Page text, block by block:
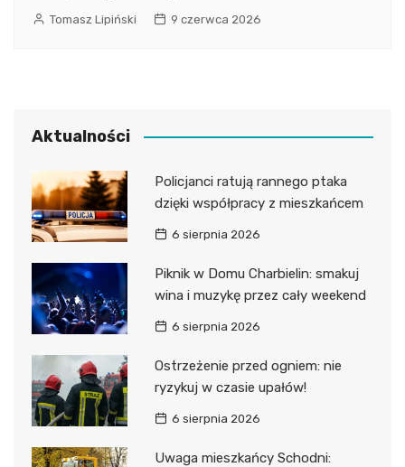
Tomasz Lipiński 9 czerwca 2026
Aktualności
Policjanci ratują rannego ptaka
dzięki współpracy z mieszkańcem
6 sierpnia 2026
Piknik w Domu Charbielin: smakuj
wina i muzykę przez cały weekend
6 sierpnia 2026
Ostrzeżenie przed ogniem: nie
ryzykuj w czasie upałów!
6 sierpnia 2026
Uwaga mieszkańcy Schodni: